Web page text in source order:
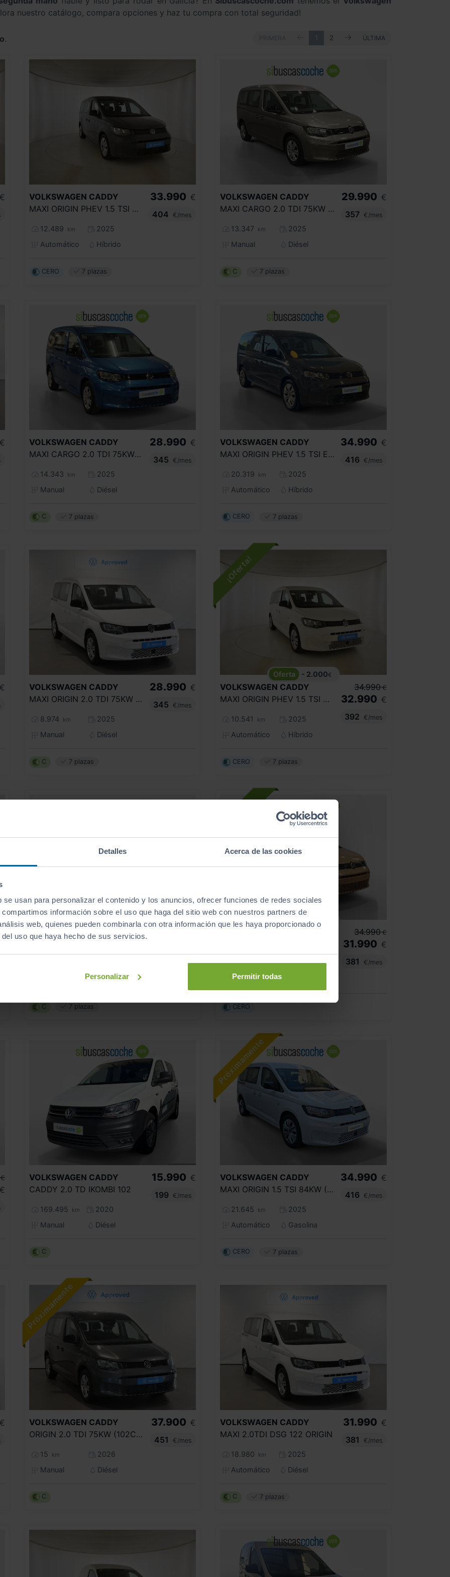
Detalles Acerca de las cookies
usan para personalizar el contenido y los anuncios, ofrecer funciones de redes sociales
información sobre el uso que haga del sitio web con nuestros partners de
web, quienes pueden combinarla con otra información que les haya proporcionado o
uso que haya hecho de sus servicios.
Personalizar Permitir todas
nuestro catálogo, compara opciones y haz tu compra con total seguridad!
. ANTERIOR
2 SIGUIENTE
ÚLTIMA
€
VOLKSWAGEN CADDY
MAXI ORIGIN PHEV 1.5 TSI EHYBRID 85KW
12.489 km
2025
Automático
Híbrido
33.990 €
404
€/mes
CERO 7 plazas
VOLKSWAGEN CADDY
MAXI CARGO 2.0 TDI 75KW (102CV)
13.347 km
2025
Manual
Diésel
29.990 €
357
€/mes
C 7 plazas
€
VOLKSWAGEN CADDY
MAXI CARGO 2.0 TDI 75KW (102CV)
14.343 km
2025
Manual
Diésel
28.990 €
345
€/mes
C 7 plazas
VOLKSWAGEN CADDY
MAXI ORIGIN PHEV 1.5 TSI EHYBRID 85KW
20.319 km
2025
Automático
Híbrido
34.990 €
416
€/mes
CERO 7 plazas
€
VOLKSWAGEN CADDY
MAXI ORIGIN 2.0 TDI 75KW (102CV)
8.974 km
2025
Manual
Diésel
28.990 €
345
€/mes
C 7 plazas
- 2.000€
VOLKSWAGEN CADDY
MAXI ORIGIN PHEV 1.5 TSI EHYBRID 85KW
10.541 km
2025
Automático
Híbrido
34.990 €
32.990 €
392
€/mes
CERO 7 plazas
VOLKSWAGEN
CADDY
Diésel
C 7 plazas
12.000 km
2026
Automático
34.990 €
31.990 €
381
€/mes
CERO
€
€
VOLKSWAGEN CADDY
CADDY 2.0 TD IKOMBI 102
169.495 km
2020
Manual
Diésel
15.990 €
199
€/mes
C
VOLKSWAGEN CADDY
MAXI ORIGIN 1.5 TSI 84KW (114CV) DSG
21.645 km
2025
Automático
Gasolina
34.990 €
416
€/mes
CERO 7 plazas
€
VOLKSWAGEN CADDY
ORIGIN 2.0 TDI 75KW (102CV)
15 km
2026
Manual
Diésel
37.900 €
451
€/mes
C
VOLKSWAGEN CADDY
MAXI 2.0TDI DSG 122 ORIGIN
18.980 km
2025
Automático
Diésel
31.990 €
381
€/mes
C 7 plazas